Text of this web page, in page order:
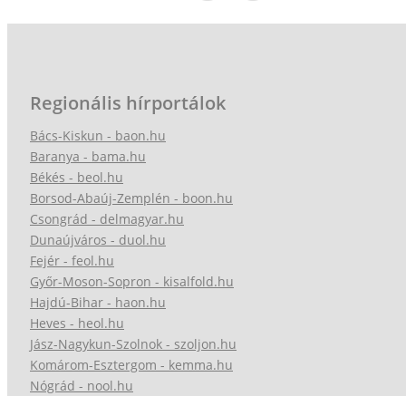
Regionális hírportálok
Bács-Kiskun - baon.hu
Baranya - bama.hu
Békés - beol.hu
Borsod-Abaúj-Zemplén - boon.hu
Csongrád - delmagyar.hu
Dunaújváros - duol.hu
Fejér - feol.hu
Győr-Moson-Sopron - kisalfold.hu
Hajdú-Bihar - haon.hu
Heves - heol.hu
Jász-Nagykun-Szolnok - szoljon.hu
Komárom-Esztergom - kemma.hu
Nógrád - nool.hu